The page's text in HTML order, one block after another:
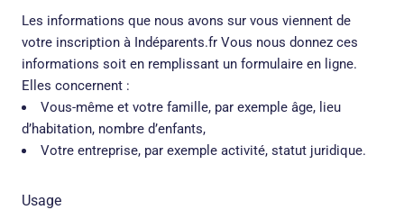
Les informations que nous avons sur vous viennent de
votre inscription à Indéparents.fr Vous nous donnez ces
informations soit en remplissant un formulaire en ligne.
Elles concernent :
Vous-même et votre famille, par exemple âge, lieu
d’habitation, nombre d’enfants,
Votre entreprise, par exemple activité, statut juridique.
Usage